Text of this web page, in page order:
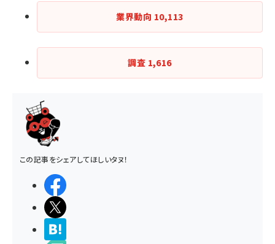
業界動向 10,113
調査 1,616
この記事をシェアしてほしいタヌ！